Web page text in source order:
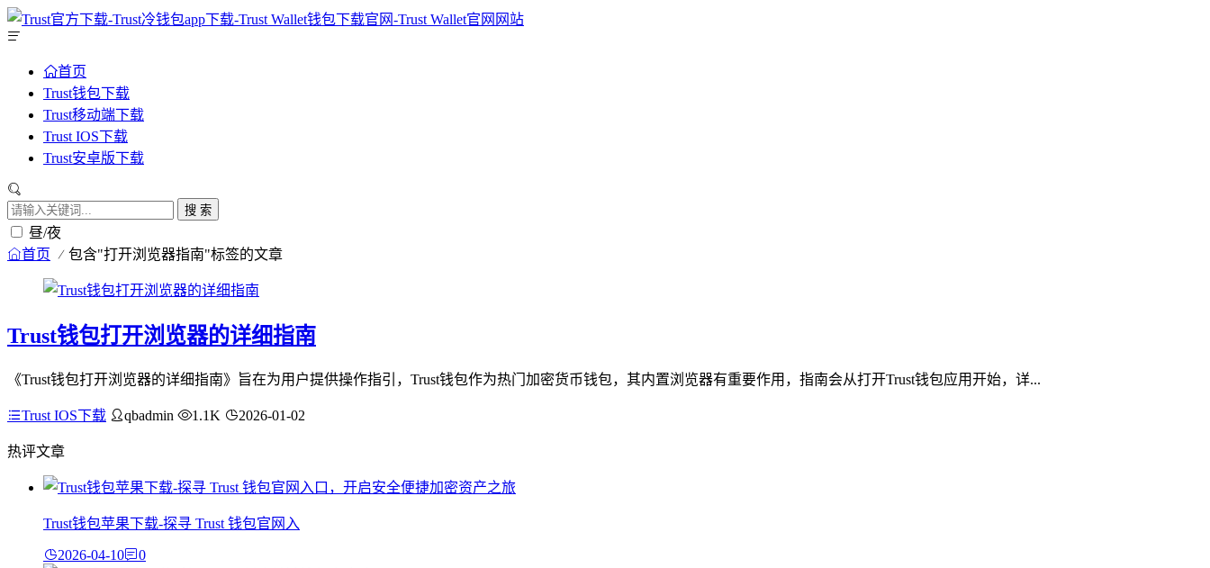
首页
Trust钱包下载
Trust移动端下载
Trust IOS下载
Trust安卓版下载
搜 索
昼/夜
首页 包含"打开浏览器指南"标签的文章
Trust钱包打开浏览器的详细指南
《Trust钱包打开浏览器的详细指南》旨在为用户提供操作指引，Trust钱包作为热门加密货币钱包，其内置浏览器有重要作用，指南会从打开Trust钱包应用开始，详...
Trust IOS下载 qbadmin 1.1K 2026-01-02
热评文章
Trust钱包苹果下载-探寻 Trust 钱包官网入
2026-04-10 0